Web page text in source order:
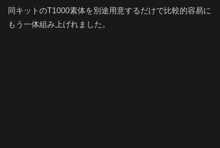
同キットのT1000素体を別途用意するだけで比較的容易に
もう一体組み上げれました。